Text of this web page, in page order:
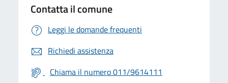
Contatta il comune
Leggi le domande frequenti
Richiedi assistenza
Chiama il numero 011/9614111